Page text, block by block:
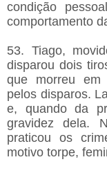
condição
comportamento
53. Tiago,
disparou dois
que morreu em
pelos disparos.
e, quando da
gravidez dela.
praticou os
motivo torpe,